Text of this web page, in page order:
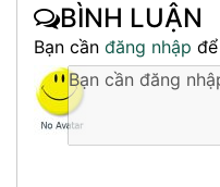
BÌNH LUẬN
Bạn cần đăng nhập